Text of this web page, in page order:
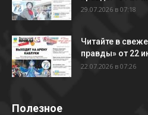
29.07.2026 в 07:18
Читайте в
правды» от 22
22.07.2026 в 07:26
Полезное